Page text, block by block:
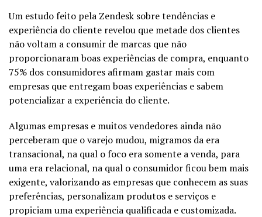
Um estudo feito pela Zendesk sobre tendências e
experiência do cliente revelou que metade dos clientes
não voltam a consumir de marcas que não
proporcionaram boas experiências de compra, enquanto
75% dos consumidores afirmam gastar mais com
empresas que entregam boas experiências e sabem
potencializar a experiência do cliente.
Algumas empresas e muitos vendedores ainda não
perceberam que o varejo mudou, migramos da era
transacional, na qual o foco era somente a venda, para
uma era relacional, na qual o consumidor ficou bem mais
exigente, valorizando as empresas que conhecem as suas
preferências, personalizam produtos e serviços e
propiciam uma experiência qualificada e customizada.